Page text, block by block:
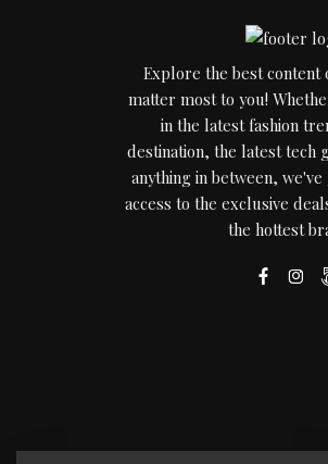
Explore the best content
matter most to you!
in the latest fashion
destination, the latest tech
anything in between,
access to the exclusive
the hottest